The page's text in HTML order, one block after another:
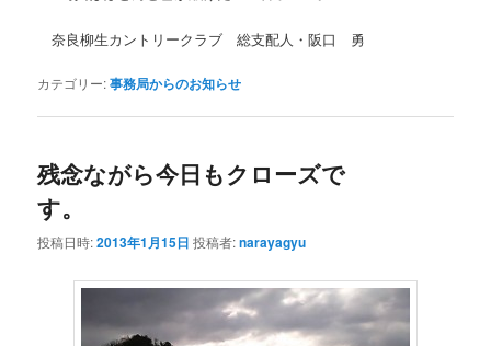
奈良柳生カントリークラブ 総支配人・阪口 勇
カテゴリー:事務局からのお知らせ
残念ながら今日もクローズで
す。
投稿日時:2013年1月15日 投稿者:narayagyu